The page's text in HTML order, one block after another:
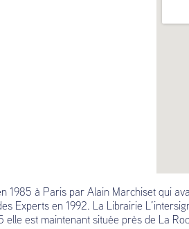
1985 à Paris par Alain Marchiset qui
Experts en 1992. La Librairie
est maintenant située près de La